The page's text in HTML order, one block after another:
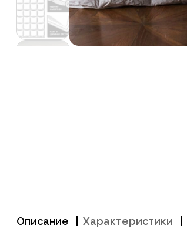
Описание Характеристики